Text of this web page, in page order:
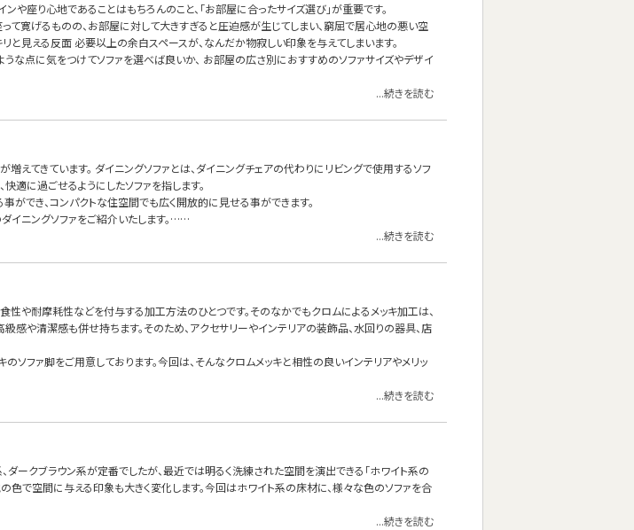
や座り心地であることはもちろんのこと、「お部屋に合ったサイズ選び」が重要です。
って寛げるものの、お部屋に対して大きすぎると圧迫感が生じてしまい、窮屈で居心地の悪い空
と見える反面 必要以上の余白スペースが、なんだか物寂しい印象を与えてしまいます。
うな点に気をつけてソファを選べば良いか、 お部屋の広さ別におすすめのソファサイズやデザイ
...続きを読む
えてきています。 ダイニングソファとは、ダイニングチェアの代わりにリビングで使用するソフ
適に過ごせるようにしたソファを指します。
ができ、コンパクトな住空間でも広く開放的に見せる事ができます。
イニングソファをご紹介いたします。……
...続きを読む
性や耐摩耗性などを付与する加工方法のひとつです。そのなかでもクロムによるメッキ加工は、
感や清潔感も併せ持ちます。そのため、アクセサリーやインテリアの装飾品、水回りの器具、店
ソファ脚をご用意しております。今回は、そんなクロムメッキと相性の良いインテリアやメリッ
...続きを読む
ダークブラウン系が定番でしたが、最近では明るく洗練された空間を演出できる「ホワイト系の
色で空間に与える印象も大きく変化します。今回はホワイト系の床材に、様々な色のソファを合
...続きを読む